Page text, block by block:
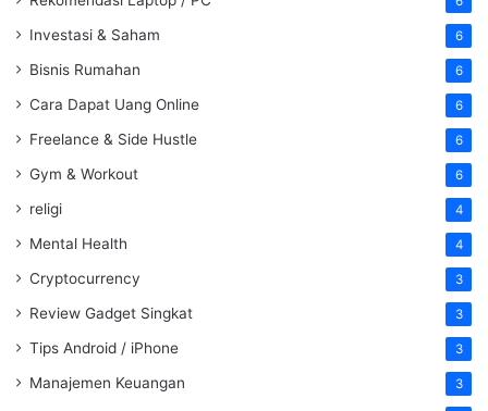
Investasi & Saham 6
Bisnis Rumahan 6
Cara Dapat Uang Online 6
Freelance & Side Hustle 6
Gym & Workout 6
religi 4
Mental Health 4
Cryptocurrency 3
Review Gadget Singkat 3
Tips Android / iPhone 3
Manajemen Keuangan 3